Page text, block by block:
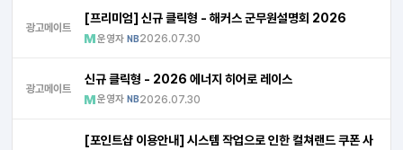
광고메이트
[프리미엄] 신규 클릭형 - 해커스 군무원설명회 2026
운영자 NB2026.07.30
광고메이트
신규 클릭형 - 2026 에너지 히어로 레이스
운영자 NB2026.07.30
[포인트샵 이용안내] 시스템 작업으로 인한 컬쳐랜드 쿠폰 사